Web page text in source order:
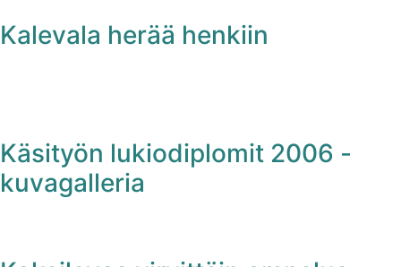
Kalevala herää henkiin
Käsityön lukiodiplomit 2006 -
kuvagalleria